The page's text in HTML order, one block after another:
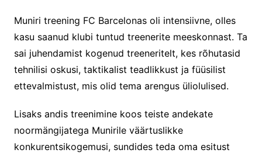
Muniri treening FC Barcelonas oli intensiivne, olles
kasu saanud klubi tuntud treenerite meeskonnast. Ta
sai juhendamist kogenud treeneritelt, kes rõhutasid
tehnilisi oskusi, taktikalist teadlikkust ja füüsilist
ettevalmistust, mis olid tema arengus üliolulised.
Lisaks andis treenimine koos teiste andekate
noormängijatega Munirile väärtuslikke
konkurentsikogemusi, sundides teda oma esitust